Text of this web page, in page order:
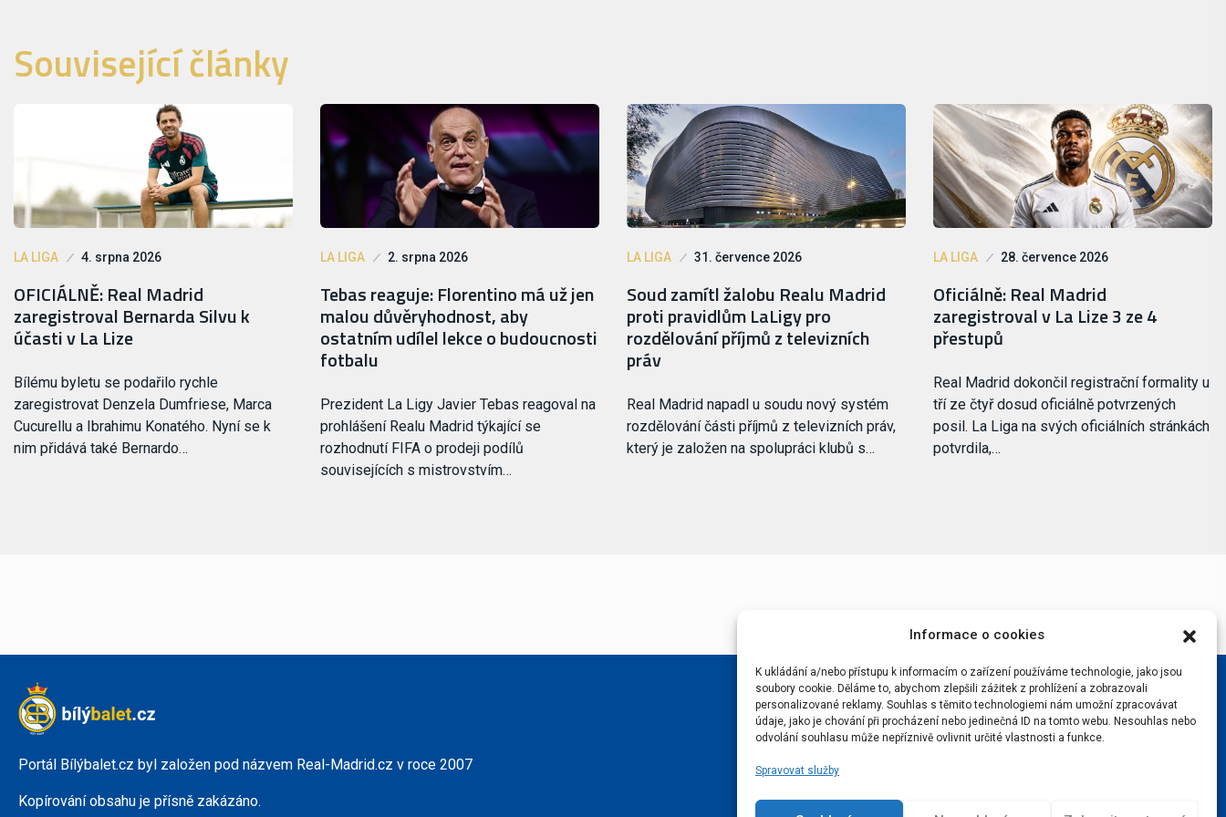
Informace o cookies
K ukládání a/nebo přístupu k informacím o zařízení používáme technologie, jako jsou
soubory cookie. Děláme to, abychom zlepšili zážitek z prohlížení a zobrazovali
personalizované reklamy. Souhlas s těmito technologiemi nám umožní zpracovávat
údaje, jako je chování při procházení nebo jedinečná ID na tomto webu. Nesouhlas nebo
odvolání souhlasu může nepříznivě ovlivnit určité vlastnosti a funkce.
Spravovat služby
Související články
LA LIGA 4. srpna 2026
OFICIÁLNĚ: Real Madrid
zaregistroval Bernarda Silvu k
účasti v La Lize
Bílému byletu se podařilo rychle
zaregistrovat Denzela Dumfriese, Marca
Cucurellu a Ibrahimu Konatého. Nyní se k
nim přidává také Bernardo…
LA LIGA 2. srpna 2026
Tebas reaguje: Florentino má už jen
malou důvěryhodnost, aby
ostatním udílel lekce o budoucnosti
fotbalu
Prezident La Ligy Javier Tebas reagoval na
prohlášení Realu Madrid týkající se
rozhodnutí FIFA o prodeji podílů
souvisejících s mistrovstvím…
LA LIGA 31. července 2026
Soud zamítl žalobu Realu Madrid
proti pravidlům LaLigy pro
rozdělování příjmů z televizních
práv
Real Madrid napadl u soudu nový systém
rozdělování části příjmů z televizních práv,
který je založen na spolupráci klubů s…
LA LIGA 28. července 2026
Oficiálně: Real Madrid
zaregistroval v La Lize 3 ze 4
přestupů
Real Madrid dokončil registrační formality u
tří ze čtyř dosud oficiálně potvrzených
posil. La Liga na svých oficiálních stránkách
potvrdila,…
Portál Bílýbalet.cz byl založen pod názvem Real-Madrid.cz v roce 2007
Kopírování obsahu je přísně zakázáno.